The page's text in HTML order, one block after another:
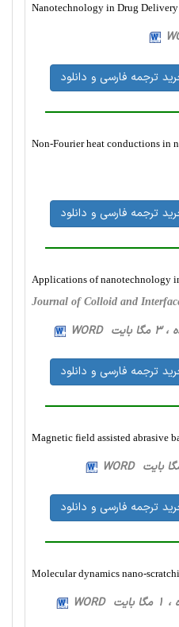
Nanotechnology in Drug
ترجمه فارسی و دانلود
Non-Fourier heat conductions in
ترجمه فارسی و دانلود
Applications of nanotechnology
Journal of Colloid and
ترجمه فارسی و دانلود
Magnetic field assisted abrasive
ترجمه فارسی و دانلود
Molecular dynamics nano-